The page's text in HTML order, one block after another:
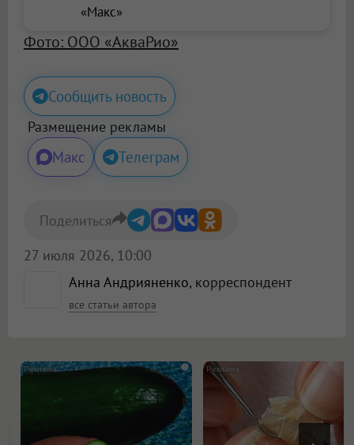
«Макс»
Фото: ООО «АкваРио»
Сообщить новость
Размещение рекламы
Макс Телеграм
Анна Андрияненко, корреспондент
все статьи автора
27 июля 2026, 10:00
Поделиться